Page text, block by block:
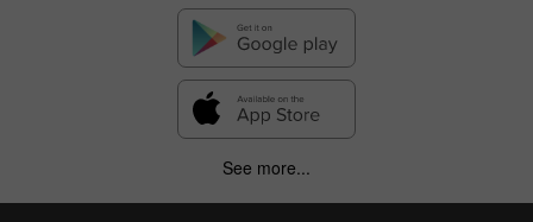
See more...